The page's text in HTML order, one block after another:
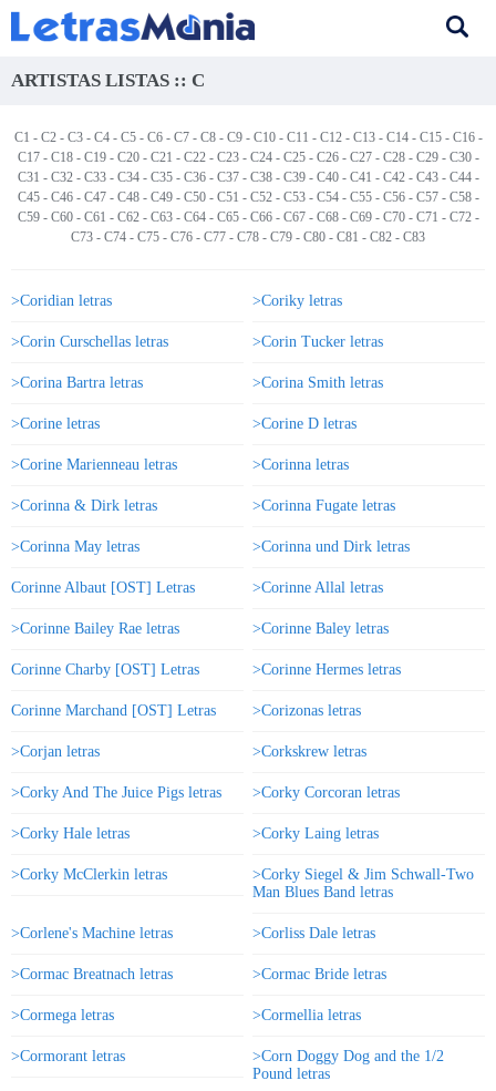
ARTISTAS LISTAS :: C
C1 - C2- C3- C4- C5- C6- C7- C8- C9- C10- C11 - C12- C13- C14- C15- C16-
C17- C18- C19- C20- C21 - C22- C23- C24- C25- C26- C27- C28- C29- C30-
C31 - C32- C33- C34- C35- C36- C37- C38- C39- C40- C41 - C42- C43- C44-
C45- C46- C47- C48- C49- C50- C51 - C52- C53- C54- C55- C56- C57- C58-
C59- C60- C61 - C62- C63- C64- C65- C66- C67- C68- C69 - C70- C71 - C72-
C73 - C74 - C75 - C76 - C77 - C78 - C79 - C80 - C81 - C82 - C83
>Coridian letras >Coriky letras
>Corin Curschellas letras >Corin Tucker letras
>Corina Bartra letras >Corina Smith letras
>Corine letras >Corine D letras
>Corine Marienneau letras >Corinna letras
>Corinna & Dirk letras >Corinna Fugate letras
>Corinna May letras >Corinna und Dirk letras
Corinne Albaut [OST] Letras >Corinne Allal letras
>Corinne Bailey Rae letras >Corinne Baley letras
Corinne Charby [OST] Letras >Corinne Hermes letras
Corinne Marchand [OST] Letras >Corizonas letras
>Corjan letras >Corkskrew letras
>Corky And The Juice Pigs letras >Corky Corcoran letras
>Corky Hale letras >Corky Laing letras
>Corky McClerkin letras
>Corky Siegel & Jim Schwall-Two
Man Blues Band letras
>Corlene's Machine letras >Corliss Dale letras
>Cormac Breatnach letras >Cormac Bride letras
>Cormega letras >Cormellia letras
>Cormorant letras
>Corn Doggy Dog and the 1/2
Pound letras